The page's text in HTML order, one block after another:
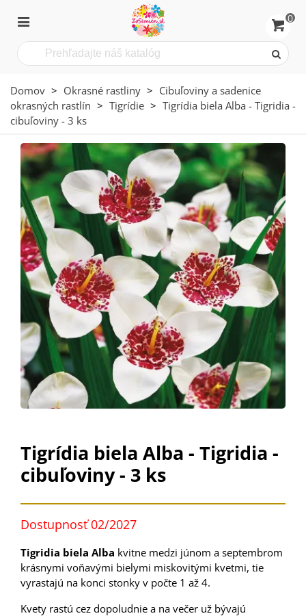
0
Domov > Okrasné rastliny > Cibuľoviny a sadenice
okrasných rastlín > Tigrídie > Tigrídia biela Alba - Tigridia -
cibuľoviny - 3 ks
Tigrídia biela Alba - Tigridia -
cibuľoviny - 3 ks
Dostupnosť 02/2027
Tigridia biela Alba kvitne medzi júnom a septembrom
krásnymi voňavými bielymi miskovitými kvetmi, tie
vyrastajú na konci stonky v počte 1 až 4.
Kvety rastú cez dopoludnie a na večer už bývajú